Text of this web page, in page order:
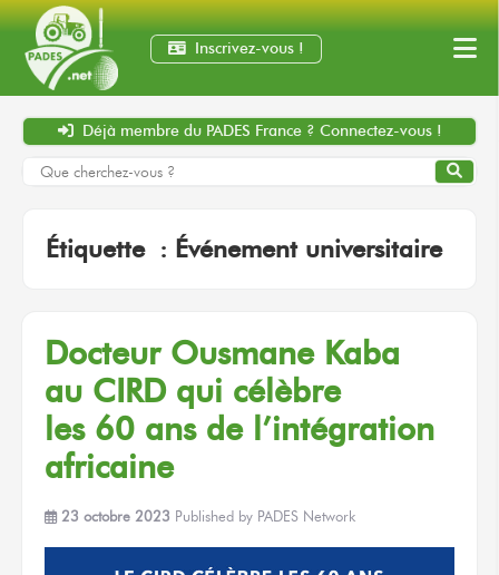
Inscrivez-vous !
Déjà membre du PADES France ? Connectez-vous !
Étiquette : Événement universitaire
Docteur Ousmane Kaba
au CIRD qui célèbre
les 60 ans de l’intégration
africaine
23 octobre 2023 Published by PADES Network